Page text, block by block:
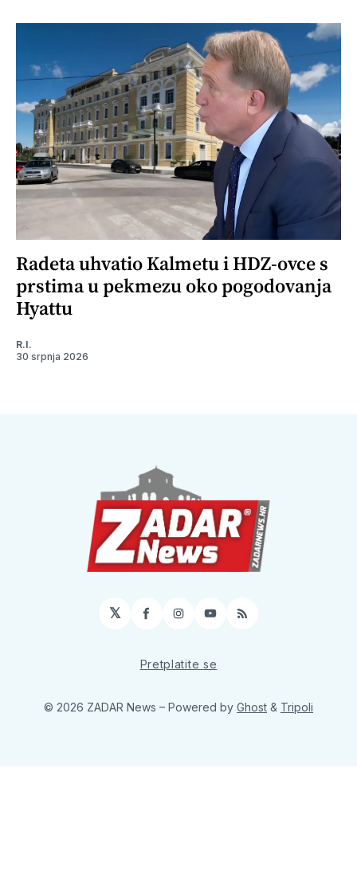
Radeta uhvatio Kalmetu i HDZ-ovce s
prstima u pekmezu oko pogodovanja
Hyattu
R.I.
30 srpnja 2026
𝕏 Facebook
Instagram
YouTube
RSS
Pretplatite se
© 2026 ZADAR News – Powered by Ghost & Tripoli